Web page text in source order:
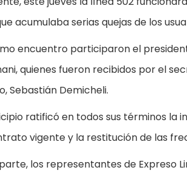
acumulaba serias quejas de los
encuentro participaron el
quienes fueron recibidos por el
Sebastián Demicheli.
ratificó en todos sus términos la
vigente y la restitución de las
los representantes de Expreso